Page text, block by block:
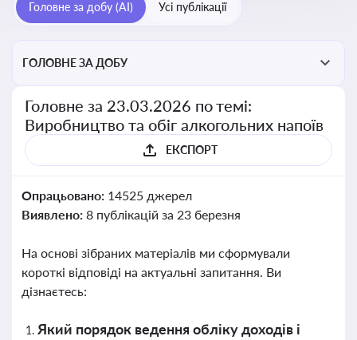
Головне за добу (AI) Усі публікації
ГОЛОВНЕ ЗА ДОБУ
Головне за 23.03.2026 по темі:
Виробництво та обіг алкогольних напоїв
ЕКСПОРТ
Опрацьовано: 14525 джерел
Виявлено: 8 публікацій за 23 березня
На основі зібраних матеріалів ми сформували
короткі відповіді на актуальні запитання. Ви
дізнаєтесь:
Який порядок ведення обліку доходів і